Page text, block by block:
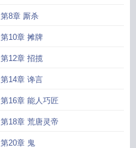
第8章 厮杀
第10章 摊牌
第12章 招揽
第14章 谗言
第16章 能人巧匠
第18章 荒唐灵帝
第20章 鬼